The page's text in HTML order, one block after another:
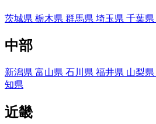
茨城県 栃木県 群馬県 埼玉県 千葉県
中部
新潟県 富山県 石川県 福井県 山梨県
知県
近畿